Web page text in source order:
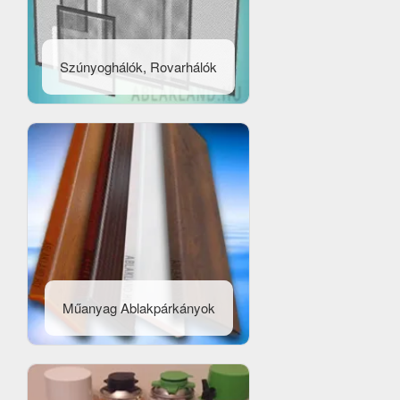
Szúnyoghálók, Rovarhálók
Műanyag Ablakpárkányok